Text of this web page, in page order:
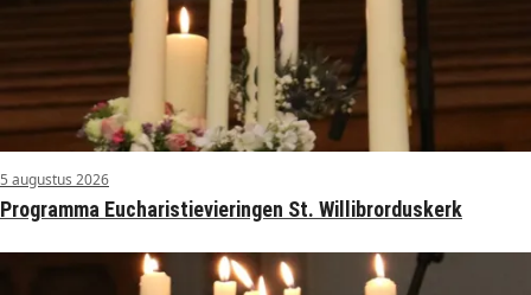
5 augustus 2026
Programma Eucharistievieringen St. Willibrorduskerk